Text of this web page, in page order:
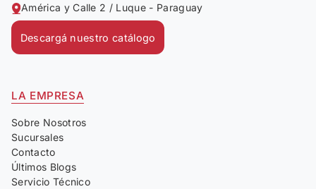
América y Calle 2 / Luque - Paraguay
Descargá nuestro catálogo
LA EMPRESA
Sobre Nosotros
Sucursales
Contacto
Últimos Blogs
Servicio Técnico